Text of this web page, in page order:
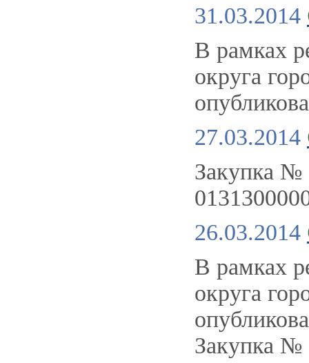
31.03.2014
В рамках
округа
27.03.2014
Закупка №
26.03.2014
В рамках
округа
Закупка №